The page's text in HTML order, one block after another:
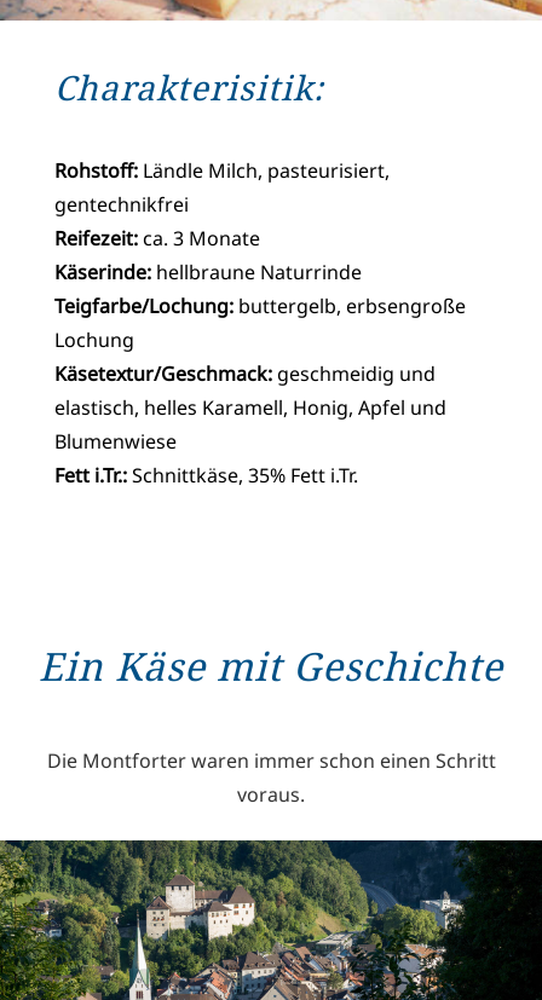
Charakterisitik:
Rohstoff:Ländle Milch, pasteurisiert,
gentechnikfrei
Reifezeit:ca. 3 Monate
Käserinde:hellbraune Naturrinde
Teigfarbe/Lochung: buttergelb, erbsengroße
Lochung
Käsetextur/Geschmack:geschmeidig und
elastisch, helles Karamell, Honig, Apfel und
Blumenwiese
Fett i.Tr.:Schnittkäse, 35% Fett i.Tr.
Ein Käse mit Geschichte
Die Montforter waren immer schon einen Schritt
voraus.